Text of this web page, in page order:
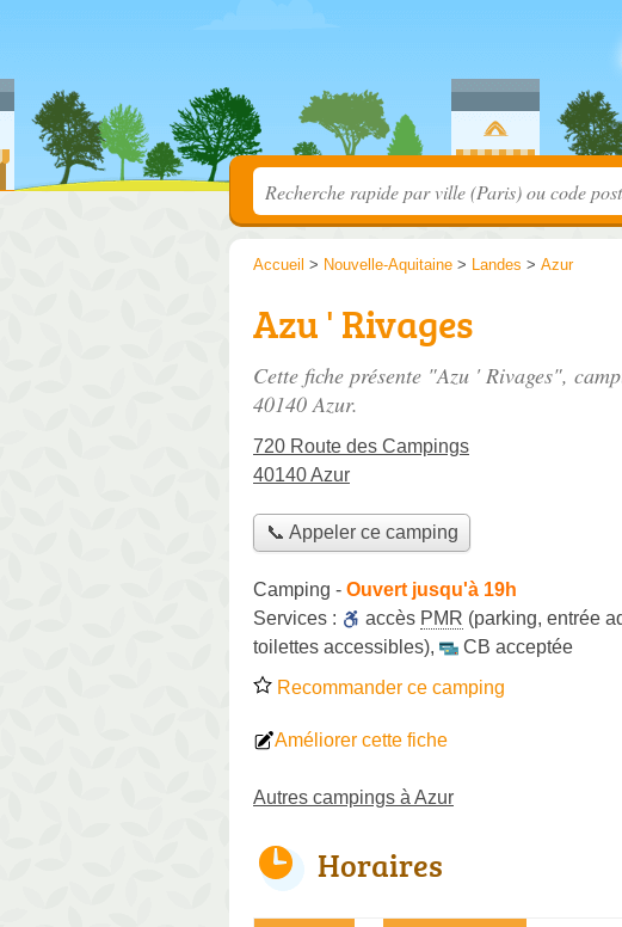
Accueil > Nouvelle-Aquitaine > Landes > Azur
Azu ' Rivages
Cette fiche présente "Azu ' Rivages",
40140 Azur.
720 Route des Campings
40140 Azur
📞 Appeler ce camping
Camping - Ouvert jusqu'à 19h
Services :
accès PMR (parking, entrée
toilettes accessibles),
CB acceptée
Recommander ce camping
Améliorer cette fiche
Autres campings à Azur
Horaires